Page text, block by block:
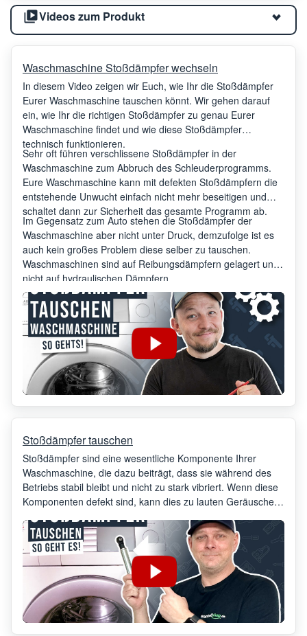
Videos zum Produkt
Waschmaschine Stoßdämpfer wechseln
In diesem Video zeigen wir Euch, wie Ihr die Stoßdämpfer
Eurer Waschmaschine tauschen könnt. Wir gehen darauf
ein, wie Ihr die richtigen Stoßdämpfer zu genau Eurer
Waschmaschine findet und wie diese Stoßdämpfer
technisch funktionieren.
Sehr oft führen verschlissene Stoßdämpfer in der
Waschmaschine zum Abbruch des Schleuderprogramms.
Eure Waschmaschine kann mit defekten Stoßdämpfern die
entstehende Unwucht einfach nicht mehr beseitigen und
schaltet dann zur Sicherheit das gesamte Programm ab.
Im Gegensatz zum Auto stehen die Stoßdämpfer der
Waschmaschine aber nicht unter Druck, demzufolge ist es
auch kein großes Problem diese selber zu tauschen.
Waschmaschinen sind auf Reibungsdämpfern gelagert und
nicht auf hydraulischen Dämpfern.
Stoßdämpfer tauschen
Stoßdämpfer sind eine wesentliche Komponente Ihrer
Waschmaschine, die dazu beiträgt, dass sie während des
Betriebs stabil bleibt und nicht zu stark vibriert. Wenn diese
Komponenten defekt sind, kann dies zu lauten Geräuschen
führen. Daher ist es wichtig, sie bei ersten Anzeichen eines
Problems zu ersetzen.